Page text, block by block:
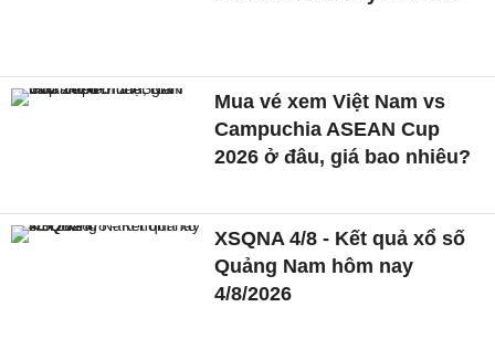
Mua vé xem Việt Nam vs
Campuchia ASEAN Cup
2026 ở đâu, giá bao nhiêu?
XSQNA 4/8 - Kết quả xổ số
Quảng Nam hôm nay
4/8/2026